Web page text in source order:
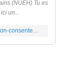
(NUEH) Tu es
un...
https://placedeshumains.com/index.php/notifications-publiques/185-declaration-de-non-consentement-3